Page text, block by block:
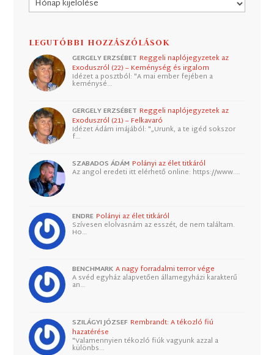
LEGUTÓBBI HOZZÁSZÓLÁSOK
GERGELY ERZSÉBET Reggeli naplójegyzetek az
Exoduszról (22) – Keménység és irgalom
Idézet a posztból: "A mai ember fejében a
keménysé…
GERGELY ERZSÉBET Reggeli naplójegyzetek az
Exoduszról (21) – Felkavaró
Idézet Ádám imájából: "„Urunk, a te igéd sokszor
f…
SZABADOS ÁDÁM Polányi az élet titkáról
Az angol eredeti itt elérhető online: https://www.…
ENDRE Polányi az élet titkáról
Szívesen elolvasnám az esszét, de nem találtam.
Ho…
BENCHMARK A nagy forradalmi terror vége
A svéd egyház alapvetően államegyházi karakterű
an…
SZILÁGYI JÓZSEF Rembrandt: A tékozló fiú
hazatérése
"Valamennyien tékozló fiúk vagyunk azzal a
különbs…